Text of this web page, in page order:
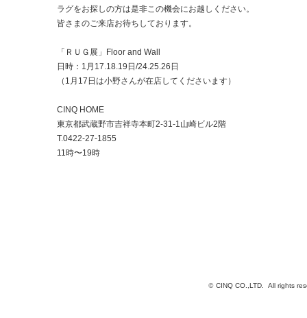
ラグをお探しの方は是非この機会にお越しください。
皆さまのご来店お待ちしております。
「ＲＵＧ展」Floor and Wall
日時：1月17.18.19日/24.25.26日
（1月17日は小野さんが在店してくださいます）
CINQ HOME
東京都武蔵野市吉祥寺本町2-31-1山崎ビル2階
T.0422-27-1855
11時〜19時
© CINQ CO.,LTD. All rights